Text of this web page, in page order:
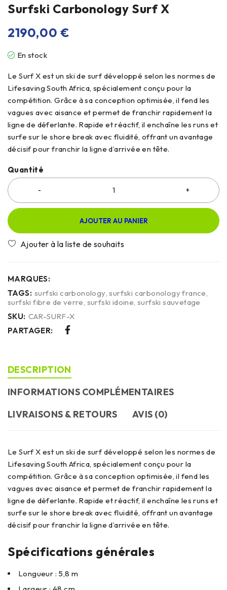
Surfski Carbonology Surf X
2190,00 €
En stock
Le Surf X est un ski de surf développé selon les normes de
Lifesaving South Africa, spécialement conçu pour la
compétition. Grâce à sa conception optimisée, il fend les
vagues avec aisance et permet de franchir rapidement la
ligne de déferlante. Rapide et réactif, il enchaîne les runs et
surfe sur le shore break avec fluidité, offrant un avantage
décisif pour franchir la ligne d’arrivée en tête.
Quantité
AJOUTER AU PANIER
MARQUES:
TAGS: surfski carbonology ,surfski carbonology france
surfski fibre de verre surfski idoine ,surfski sauvetage
SKU: CAR-SURF-X
PARTAGER:
DESCRIPTION
INFORMATIONS COMPLÉMENTAIRES
LIVRAISONS & RETOURS
AVIS (0)
Le Surf X est un ski de surf développé selon les normes de
Lifesaving South Africa, spécialement conçu pour la
compétition. Grâce à sa conception optimisée, il fend les
vagues avec aisance et permet de franchir rapidement la
ligne de déferlante. Rapide et réactif, il enchaîne les runs et
surfe sur le shore break avec fluidité, offrant un avantage
décisif pour franchir la ligne d’arrivée en tête.
Spécifications générales
Longueur : 5,8 m